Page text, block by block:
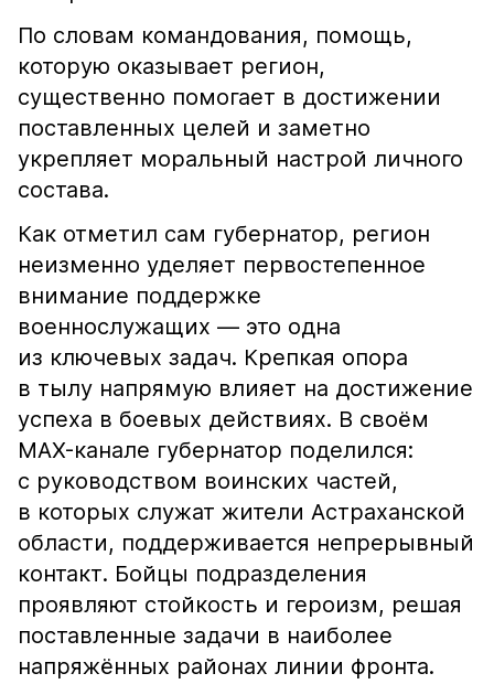
По словам командования, помощь,
которую оказывает регион,
существенно помогает в достижении
поставленных целей и заметно
укрепляет моральный настрой личного
состава.
Как отметил сам губернатор, регион
неизменно уделяет первостепенное
внимание поддержке
военнослужащих — это одна
из ключевых задач. Крепкая опора
в тылу напрямую влияет на достижение
успеха в боевых действиях. В своём
MAX-канале губернатор поделился:
с руководством воинских частей,
в которых служат жители Астраханской
области, поддерживается непрерывный
контакт. Бойцы подразделения
проявляют стойкость и героизм, решая
поставленные задачи в наиболее
напряжённых районах линии фронта.